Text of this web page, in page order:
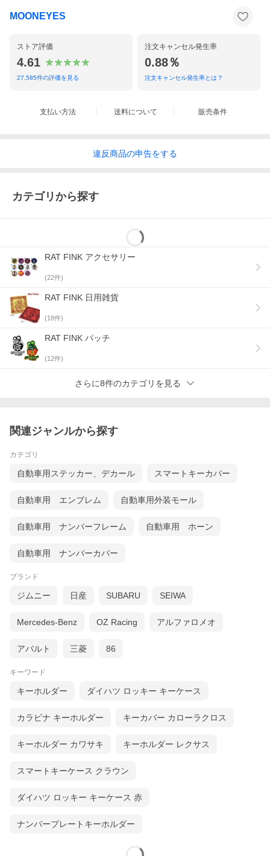
MOONEYES
ストア評価
4.61
27,585件の評価を見る
注文キャンセル発生率
0.88％
注文キャンセル発生率とは？
支払い方法 送料について 販売条件
違反商品の申告をする
カテゴリから探す
RAT FINK アクセサリー
(22件)
RAT FINK 日用雑貨
(18件)
RAT FINK パッチ
(12件)
さらに8件のカテゴリを見る
関連ジャンルから探す
カテゴリ
自動車用ステッカー、デカール スマートキーカバー
自動車用 エンブレム 自動車用外装モール
自動車用 ナンバーフレーム 自動車用 ホーン
自動車用 ナンバーカバー
ブランド
ジムニー 日産 SUBARU SEIWA
Mercedes-Benz OZ Racing アルファロメオ
アバルト 三菱 86
キーワード
キーホルダー ダイハツ ロッキー キーケース
カラビナ キーホルダー キーカバー カローラクロス
キーホルダー カワサキ キーホルダー レクサス
スマートキーケース クラウン
ダイハツ ロッキー キーケース 赤
ナンバープレートキーホルダー